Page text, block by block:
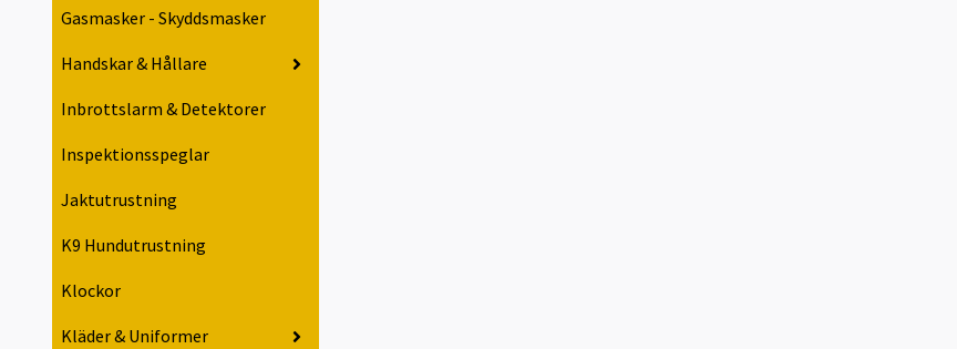
Gasmasker - Skyddsmasker
Handskar & Hållare
Inbrottslarm & Detektorer
Inspektionsspeglar
Jaktutrustning
K9 Hundutrustning
Klockor
Kläder & Uniformer